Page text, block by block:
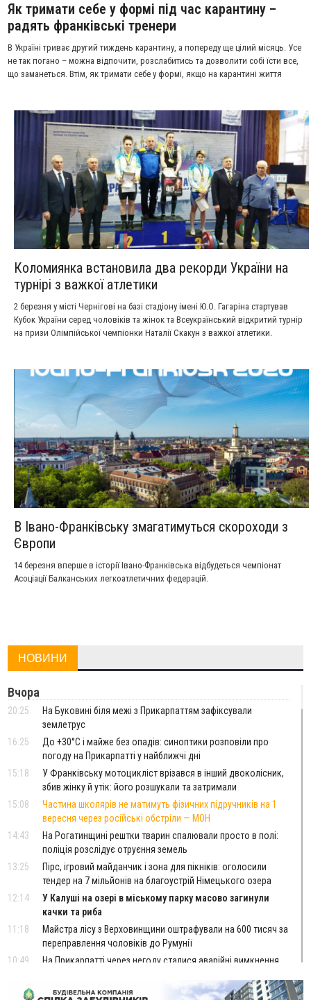
Як тримати себе у формі під час карантину –
радять франківські тренери
В Україні триває другий тиждень карантину, а попереду ще цілий місяць. Усе
не так погано – можна відпочити, розслабитись та дозволити собі їсти все,
що заманеться. Втім, як тримати себе у формі, якщо на карантині життя
Коломиянка встановила два рекорди України на
турнірі з важкої атлетики
2 березня у місті Чернігові на базі стадіону імені Ю.О. Гагаріна стартував
Кубок України серед чоловіків та жінок та Всеукраїнський відкритий турнір
на призи Олімпійської чемпіонки Наталії Скакун з важкої атлетики.
В Івано-Франківську змагатимуться скороходи з
Європи
14 березня вперше в історії Івано-Франківська відбудеться чемпіонат
Асоціації Балканських легкоатлетичних федерацій.
НОВИНИ
Вчора
20:25
На Буковині біля межі з Прикарпаттям зафіксували
землетрус
16:25
До +30°C і майже без опадів: синоптики розповіли про
погоду на Прикарпатті у найближчі дні
15:18
У Франківську мотоцикліст врізався в інший двоколісник,
збив жінку й утік: його розшукали та затримали
15:08
Частина школярів не матимуть фізичних підручників на 1
вересня через російські обстріли — МОН
14:43
На Рогатинщині рештки тварин спалювали просто в полі:
поліція розслідує отруєння земель
13:25
Пірс, ігровий майданчик і зона для пікніків: оголосили
тендер на 7 мільйонів на благоустрій Німецького озера
12:14
У Калуші на озері в міському парку масово загинули
качки та риба
11:18
Майстра лісу з Верховинщини оштрафували на 600 тисяч за
переправлення чоловіків до Румунії
10:49
На Прикарпатті через негоду сталися аварійні вимкнення
10:43
За змову на тендері для Долинської лікарні двох